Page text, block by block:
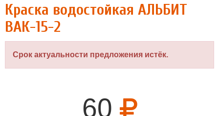
Краска водостойкая АЛЬБИТ
ВАК-15-2
Срок актуальности предложения истёк.
60